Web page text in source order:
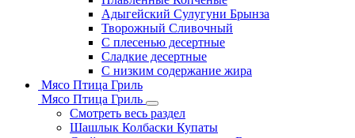
Адыгейский Сулугуни Брынза
Творожный Сливочный
С плесенью десертные
Сладкие десертные
С низким содержание жира
Мясо Птица Гриль
Мясо Птица Гриль
Смотреть весь раздел
Шашлык Колбаски Купаты